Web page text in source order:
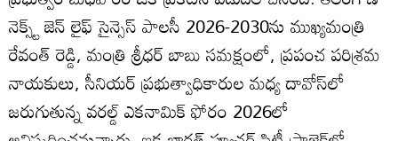
నెక్స్ట్‌ జెన్‌ లైఫ్‌ సైన్సెస్‌ పాలసీ 2026-2030ను ముఖ్యమంత్రి
రేవంత్‌ రెడ్డి, మంత్రి శ్రీధర్‌ బాబు సమక్షంలో, ప్రపంచ పరిశ్రమ
నాయకులు, సీనియర్‌ ప్రభుత్వాధికారుల మధ్య దావోస్‌లో
జరుగుతున్న వరల్డ్‌ ఎకనామిక్‌ ఫోరం 2026లో